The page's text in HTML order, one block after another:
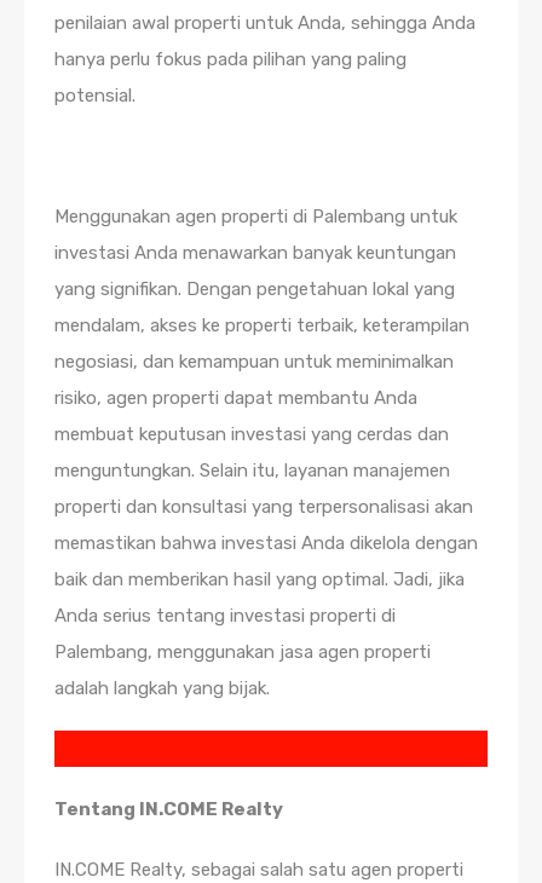
penilaian awal properti untuk Anda, sehingga Anda
hanya perlu fokus pada pilihan yang paling
potensial.
Menggunakan agen properti di Palembang untuk
investasi Anda menawarkan banyak keuntungan
yang signifikan. Dengan pengetahuan lokal yang
mendalam, akses ke properti terbaik, keterampilan
negosiasi, dan kemampuan untuk meminimalkan
risiko, agen properti dapat membantu Anda
membuat keputusan investasi yang cerdas dan
menguntungkan. Selain itu, layanan manajemen
properti dan konsultasi yang terpersonalisasi akan
memastikan bahwa investasi Anda dikelola dengan
baik dan memberikan hasil yang optimal. Jadi, jika
Anda serius tentang investasi properti di
Palembang, menggunakan jasa agen properti
adalah langkah yang bijak.
Tentang IN.COME Realty
IN.COME Realty, sebagai salah satu agen properti